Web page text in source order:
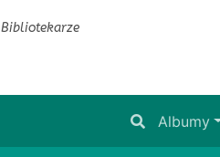
Bibliotekarze